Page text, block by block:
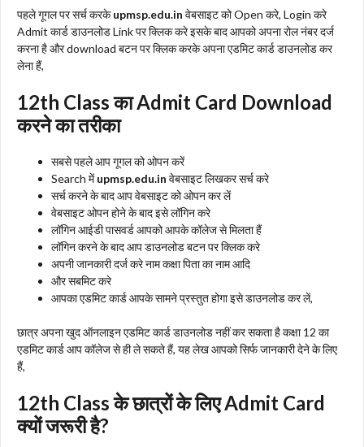
पहले गूगल पर सर्च करकेupmsp.edu.in वेबसाइट को Open करे, Login करे
Admit कार्ड डाउनलोड Link पर क्लिक करे इसके बाद आपको अपना रोल नंबर दर्ज
करना है और download बटन पर क्लिक करके अपना एडमिट कार्ड डाउनलोड कर
लेना हैं,
12th Class का Admit Card Download
करने का तरीका
सबसे पहले आप गूगल को ओपन करें
Search मेंupmsp.edu.in वेबसाइट लिखकर सर्च करे
सर्च करने के बाद आप वेबसाइट को ओपन कर लें
वेबसाइट ओपन होने के बाद इसे लॉगिन करे
लॉगिन आईडी पासवर्ड आपको आपके कॉलेज से मिलता हैं
लॉगिन करने के बाद आप डाउनलोड बटन पर क्लिक करे
अपनी जानकारी दर्ज करे नाम कक्षा पिता का नाम आदि
और सबमिट करे
आपका एडमिट कार्ड आपके सामने प्रस्तुत होगा इसे डाउनलोड कर लें,
छात्र अपना खुद ऑनलाइन एडमिट कार्ड डाउनलोड नहीं कर सकता है कक्षा 12 का
एडमिट कार्ड आप कॉलेज से ही ले सकते हैं, यह लेख आपको सिर्फ जानकारी देने के लिए
हैं,
12th Class के छात्रों के लिए Admit Card
क्यों जरूरी है?